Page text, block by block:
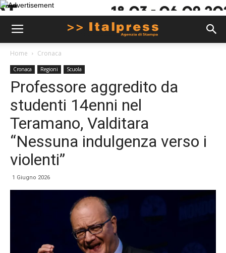
Home Cronaca
Cronaca Regioni Scuola
Professore aggredito da
studenti 14enni nel
Teramano, Valditara
“Nessuna indulgenza verso i
violenti”
1 Giugno 2026